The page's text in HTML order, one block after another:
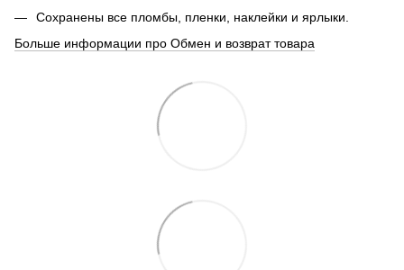
Сохранены все пломбы, пленки, наклейки и ярлыки.
Больше информации про Обмен и возврат товара